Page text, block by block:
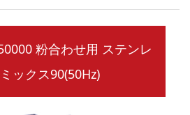
粉合わせ用 ステンレ
ックス90(50Hz)